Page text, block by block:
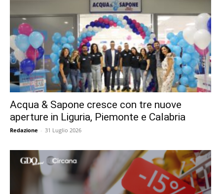
Acqua & Sapone cresce con tre nuove
aperture in Liguria, Piemonte e Calabria
Redazione - 31 Luglio 2026